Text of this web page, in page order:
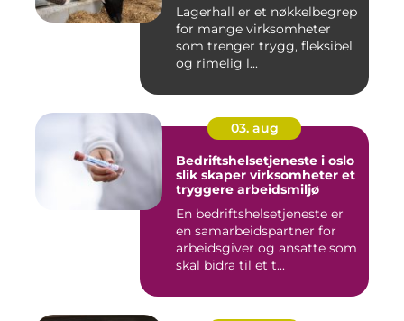
Lagerhall er et nøkkelbegrep
for mange virksomheter
som trenger trygg, fleksibel
og rimelig l...
03. aug
Bedriftshelsetjeneste i oslo
slik skaper virksomheter et
tryggere arbeidsmiljø
En bedriftshelsetjeneste er
en samarbeidspartner for
arbeidsgiver og ansatte som
skal bidra til et t...